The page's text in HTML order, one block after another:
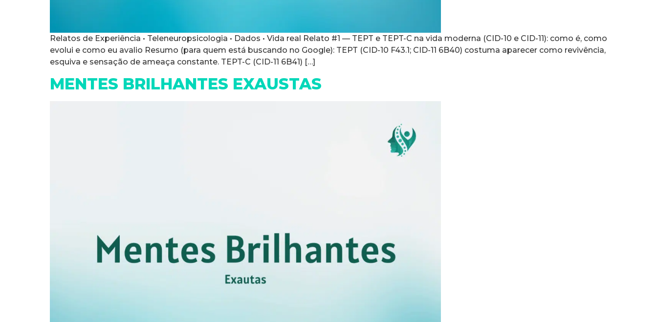
Relatos de Experiência • Teleneuropsicologia • Dados • Vida real Relato #1 — TEPT e TEPT-C na vida moderna (CID-10 e CID-11): como é, como
evolui e como eu avalio Resumo (para quem está buscando no Google): TEPT (CID-10 F43.1; CID-11 6B40) costuma aparecer como revivência,
esquiva e sensação de ameaça constante. TEPT-C (CID-11 6B41) […]
MENTES BRILHANTES EXAUSTAS